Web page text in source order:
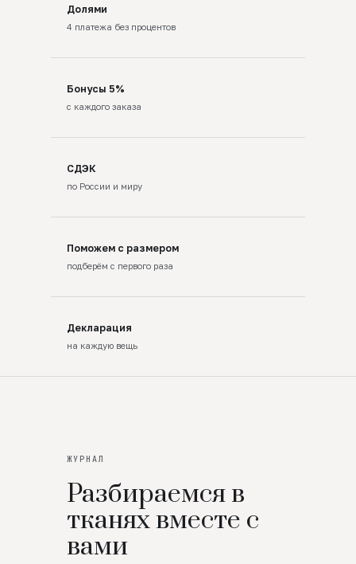
Долями
4 платежа без процентов
Бонусы 5%
с каждого заказа
СДЭК
по России и миру
Поможем с размером
подберём с первого раза
Декларация
на каждую вещь
ЖУРНАЛ
Разбираемся в
тканях вместе с
вами